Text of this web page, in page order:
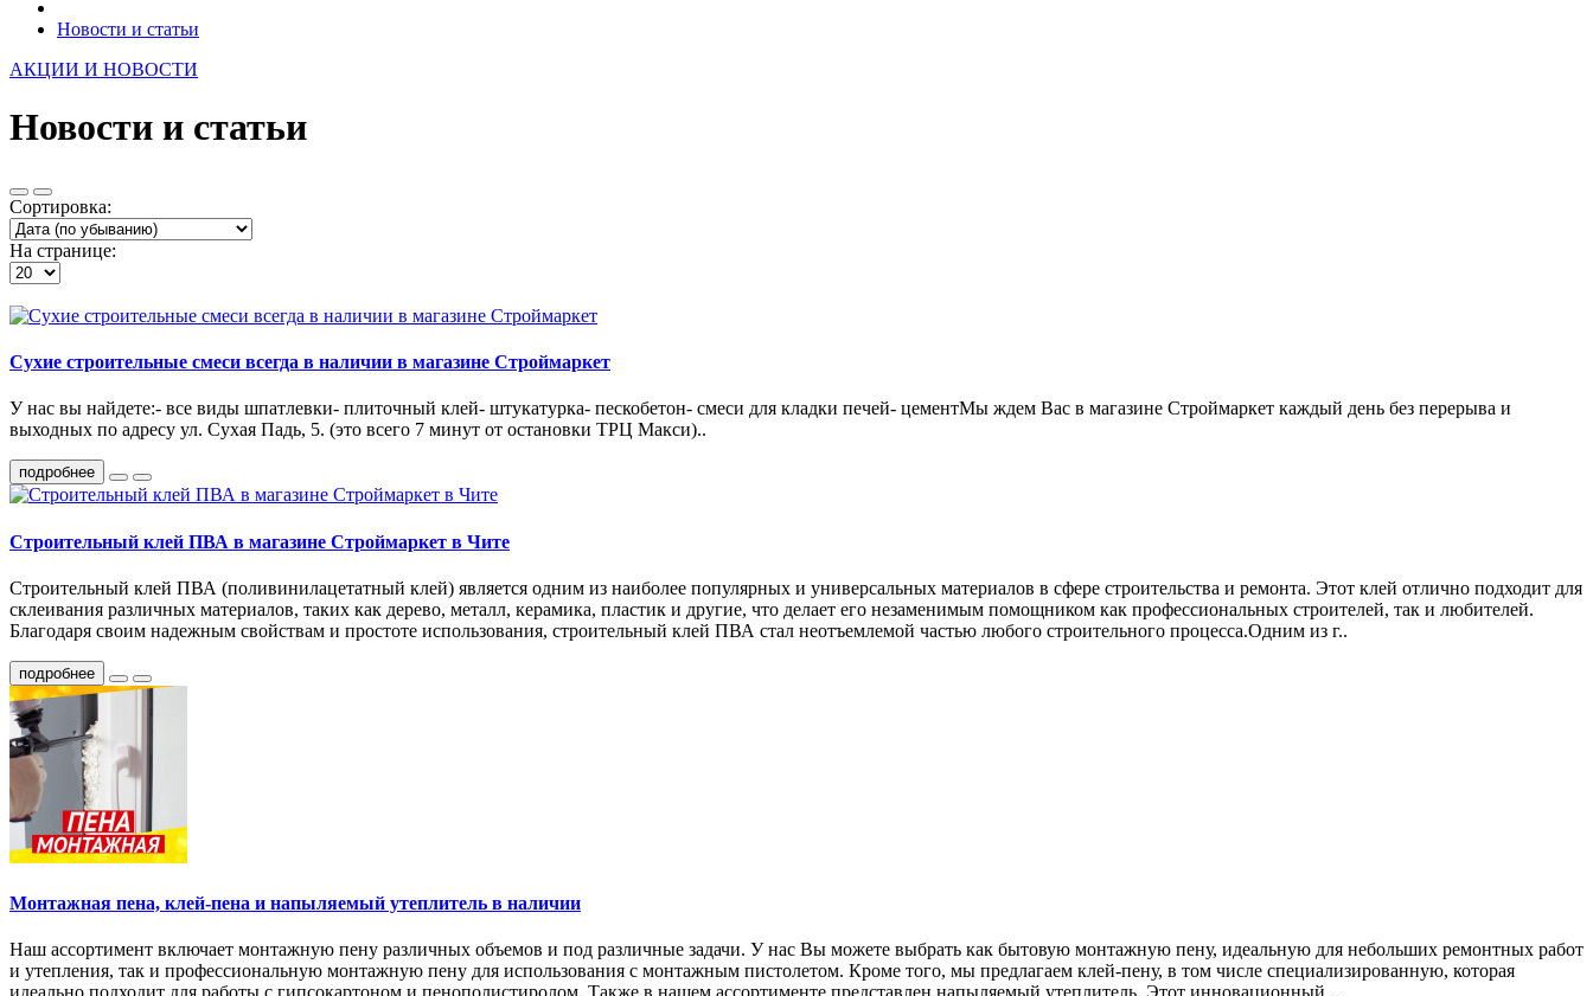
Новости и статьи
АКЦИИ И НОВОСТИ
Новости и статьи
Сортировка:
На странице:
Сухие строительные смеси всегда в наличии в магазине Строймаркет
У нас вы найдете:- все виды шпатлевки- плиточный клей- штукатурка- пескобетон- смеси для кладки печей- цементМы ждем Вас в магазине Строймаркет каждый день без перерыва и
выходных по адресу ул. Сухая Падь, 5. (это всего 7 минут от остановки ТРЦ Макси)..
подробнее
Строительный клей ПВА в магазине Строймаркет в Чите
Строительный клей ПВА (поливинилацетатный клей) является одним из наиболее популярных и универсальных материалов в сфере строительства и ремонта. Этот клей отлично подходит для
склеивания различных материалов, таких как дерево, металл, керамика, пластик и другие, что делает его незаменимым помощником как профессиональных строителей, так и любителей.
Благодаря своим надежным свойствам и простоте использования, строительный клей ПВА стал неотъемлемой частью любого строительного процесса.Одним из г..
подробнее
Монтажная пена, клей-пена и напыляемый утеплитель в наличии
Наш ассортимент включает монтажную пену различных объемов и под различные задачи. У нас Вы можете выбрать как бытовую монтажную пену, идеальную для небольших ремонтных работ
и утепления, так и профессиональную монтажную пену для использования с монтажным пистолетом. Кроме того, мы предлагаем клей-пену, в том числе специализированную, которая